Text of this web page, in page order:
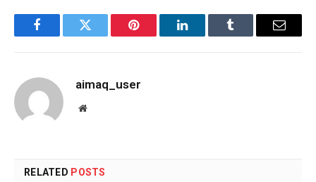
FacebookTwitter Pinterest LinkedInTumblr Email
aimaq_user
Website
RELATED POSTS